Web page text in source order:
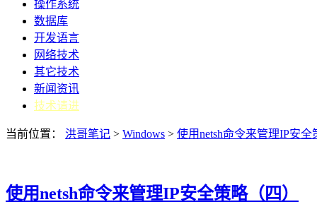
操作系统
数据库
开发语言
网络技术
其它技术
新闻资讯
技术请进
当前位置： 洪哥笔记 > Windows > 使用netsh命令来管理IP安全
使用netsh命令来管理IP安全策略（四）